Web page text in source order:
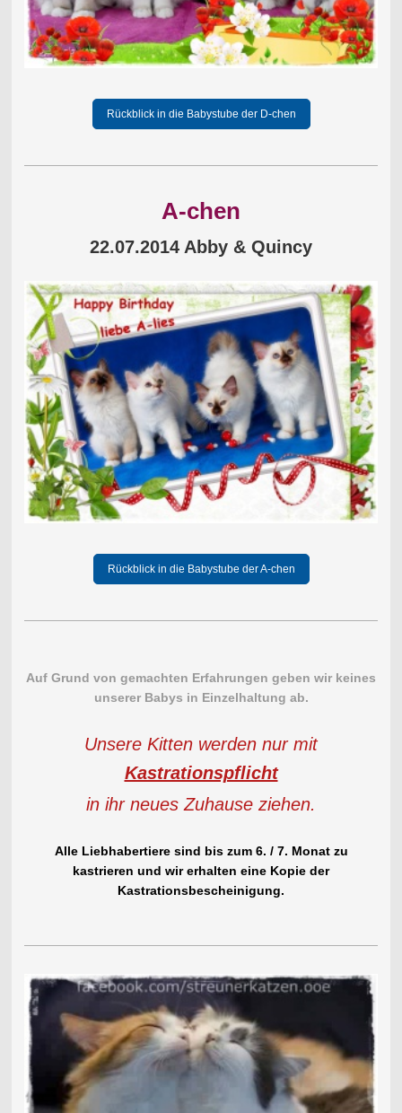
Rückblick in die Babystube der D-chen
A-chen
22.07.2014 Abby & Quincy
Rückblick in die Babystube der A-chen
Auf Grund von gemachten Erfahrungen geben wir keines
unserer Babys in Einzelhaltung ab.
Unsere Kitten werden nur mit
Kastrationspflicht
in ihr neues Zuhause ziehen.
Alle Liebhabertiere sind bis zum 6. / 7. Monat zu
kastrieren und wir erhalten eine Kopie der
Kastrationsbescheinigung.